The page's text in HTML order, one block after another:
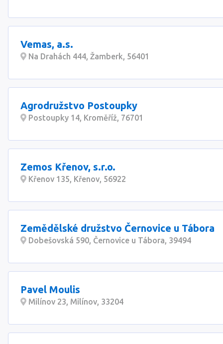
Vemas, a.s.
Na Drahách 444, Žamberk, 56401
Agrodružstvo Postoupky
Postoupky 14, Kroměříž, 76701
Zemos Křenov, s.r.o.
Křenov 135, Křenov, 56922
Zemědělské družstvo Černovice u Tábora
Dobešovská 590, Černovice u Tábora, 39494
Pavel Moulis
Milínov 23, Milínov, 33204